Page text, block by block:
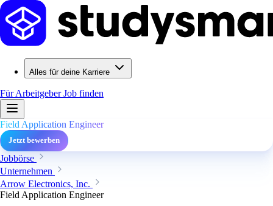
Alles für deine Karriere
Für ArbeitgeberJob finden
Field Application Engineer
Jetzt bewerben
Jobbörse
Unternehmen
Arrow Electronics, Inc.
Field Application Engineer